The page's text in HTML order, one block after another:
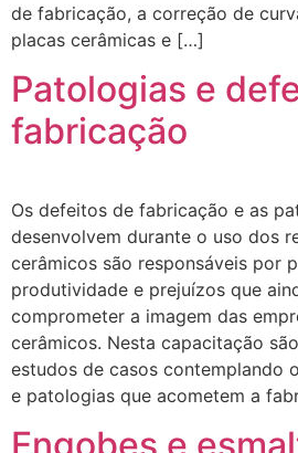
de fabricação, a correção de
placas cerâmicas e […]
Patologias e
fabricação
Os defeitos de fabricação e as
desenvolvem durante o uso dos
cerâmicos são responsáveis por
produtividade e prejuízos que
comprometer a imagem das
cerâmicos. Nesta capacitação
estudos de casos contemplando
e patologias que acometem a